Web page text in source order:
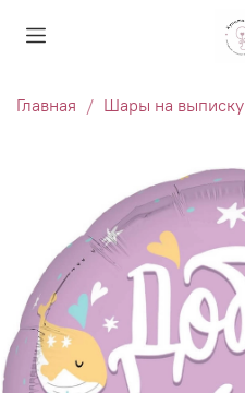
Главная Шары на выписку